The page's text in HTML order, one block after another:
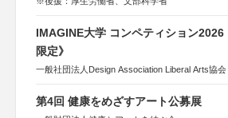
IMAGINE大学 コンペティション2026
限定》
一般社団法人Design Association Liberal Arts協会
第4回 健康をめざすアート公募展